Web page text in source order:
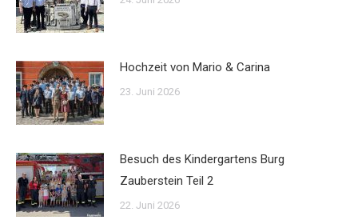
Hochzeit von Mario & Carina
23. Juni 2026
Besuch des Kindergartens Burg
Zauberstein Teil 2
22. Juni 2026